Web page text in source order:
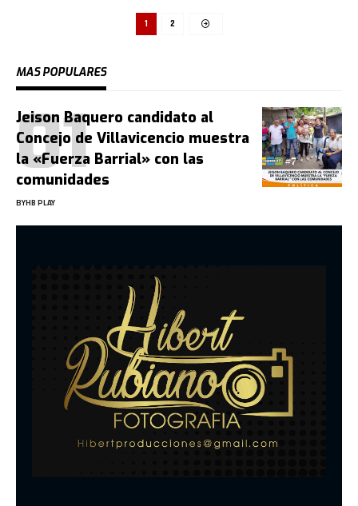
1 2
MAS POPULARES
Jeison Baquero candidato al
Concejo de Villavicencio muestra
la «Fuerza Barrial» con las
comunidades
BYHB PLAY